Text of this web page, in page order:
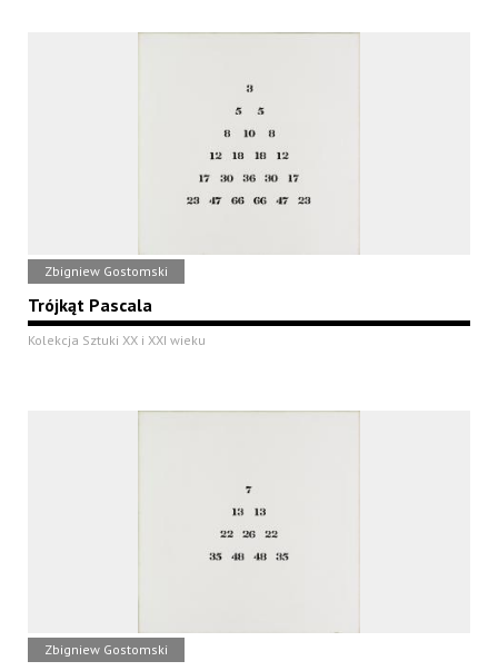
Zbigniew Gostomski
Trójkąt Pascala
Kolekcja Sztuki XX i XXI wieku
Zbigniew Gostomski